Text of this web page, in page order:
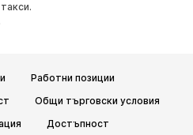
Работни позиции
Общи търговски условия
Достъпност